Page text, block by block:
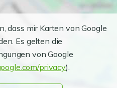
dass mir Karten von Google
Es gelten die
von Google
privacy).